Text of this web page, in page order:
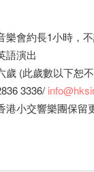
樂會約長1小時，
語演出
歲 (此歲數以下恕
3336/
港小交響樂團保留